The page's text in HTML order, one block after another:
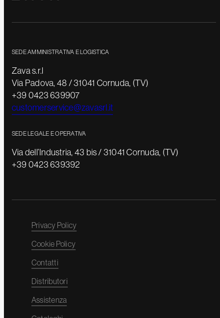
SEDE AMMINISTRATIVA E LOGISTICA
Zava s.r.l
Via Padova, 48 / 31041 Cornuda, (TV)
+39 0423 639907
customerservice@zavasrl.it
SEDE LEGALE E OPERATIVA
Via dell’Industria, 43 bis / 31041 Cornuda, (TV)
+39 0423 639392
Privacy Policy
Cookie Policy
Contatti
Distributori
Assistenza